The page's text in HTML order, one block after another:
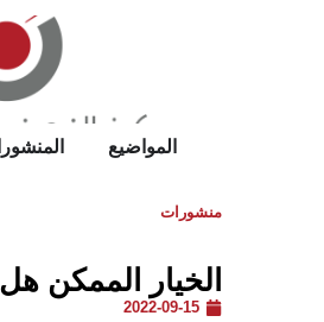
المواضيع
منشورات
الخيار الممكن
2022-09-15